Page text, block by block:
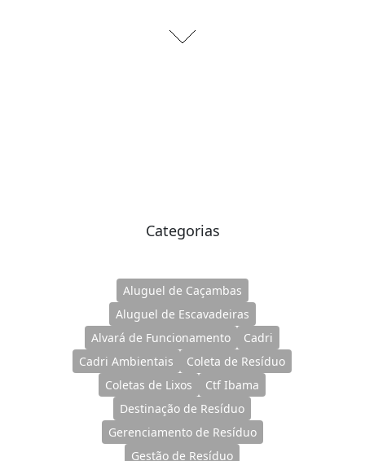
Categorias
Aluguel de Caçambas
Aluguel de Escavadeiras
Alvará de Funcionamento
Cadri
Cadri Ambientais
Coleta de Resíduo
Coletas de Lixos
Ctf Ibama
Destinação de Resíduo
Gerenciamento de Resíduo
Gestão de Resíduo